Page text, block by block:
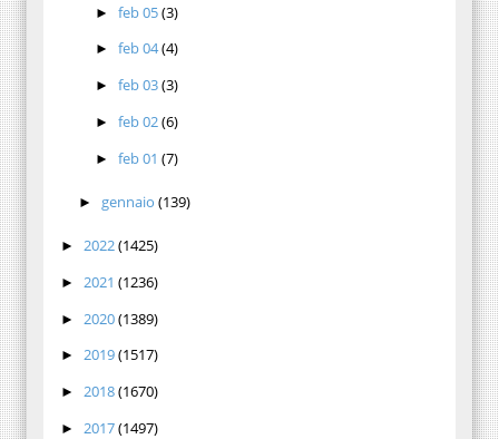
►feb 05(3)
►feb 04(4)
►feb 03(3)
►feb 02(6)
►feb 01(7)
► gennaio (139)
► 2022(1425)
► 2021 (1236)
► 2020(1389)
► 2019(1517)
► 2018(1670)
► 2017(1497)